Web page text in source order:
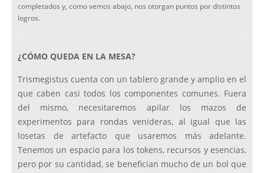
completados y, como vemos abajo, nos otorgan puntos por distintos
logros.
¿CÓMO QUEDA EN LA MESA?
Trismegistus cuenta con un tablero grande y amplio en el
que caben casi todos los componentes comunes. Fuera
del mismo, necesitaremos apilar los mazos de
experimentos para rondas venideras, al igual que las
losetas de artefacto que usaremos más adelante.
Tenemos un espacio para los tokens, recursos y esencias,
pero por su cantidad, se benefician mucho de un bol que